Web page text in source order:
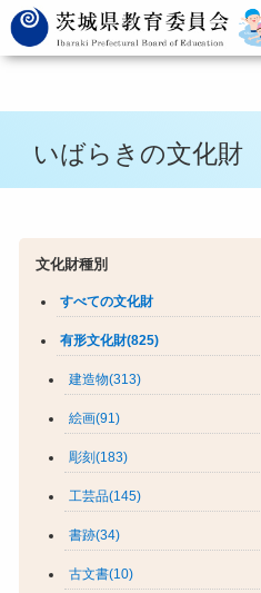
いばらきの文化財
文化財種別
すべての文化財
有形文化財(825)
建造物(313)
絵画(91)
彫刻(183)
工芸品(145)
書跡(34)
古文書(10)